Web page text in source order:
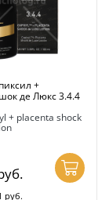
+
де Люкс 3.4.4
+ placenta shock
руб.